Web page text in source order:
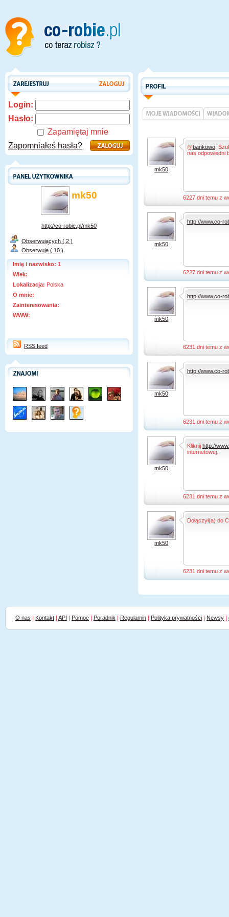
Login:
Hasło:
Zapamiętaj mnie
Zapomniałeś hasła?
mk50
http://co-robie.pl/mk50
Obserwujących ( 2 )
Obserwuje ( 10 )
Imię i nazwisko: 1
Wiek:
Lokalizacja: Polska
O mnie:
Zainteresowania:
WWW:
RSS feed
mk50
@bankowo:
nas odpowiedni
6227 dni temu z
mk50
http://www.co-
6227 dni temu z
mk50
http://www.co-
6231 dni temu z
mk50
http://www.co-
6231 dni temu z
mk50
Kliknij http://
internetowej.
6231 dni temu z
mk50
Dołączył(a) do
6231 dni temu z
O nas | Kontakt | API | Pomoc | Poradnik | Regulamin | Polityka prywatności | Newsy |